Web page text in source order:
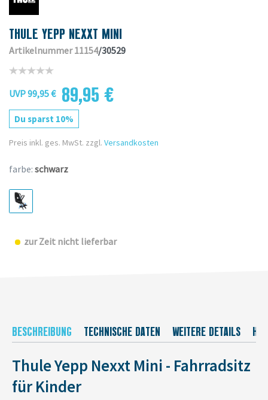
THULE YEPP NEXXT MINI
Artikelnummer 11154/30529
UVP 99,95 € 89,95 €
Du sparst 10%
Preis inkl. ges. MwSt. zzgl. Versandkosten
farbe: schwarz
zur Zeit nicht lieferbar
BESCHREIBUNG TECHNISCHE DATEN WEITERE DETAILS
Thule Yepp Nexxt Mini - Fahrradsitz
für Kinder